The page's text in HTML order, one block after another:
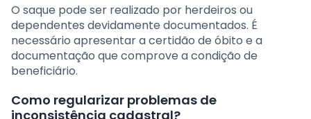
O saque pode ser realizado por herdeiros ou
dependentes devidamente documentados. É
necessário apresentar a certidão de óbito e a
documentação que comprove a condição de
beneficiário.
Como regularizar problemas de
inconsistência cadastral?